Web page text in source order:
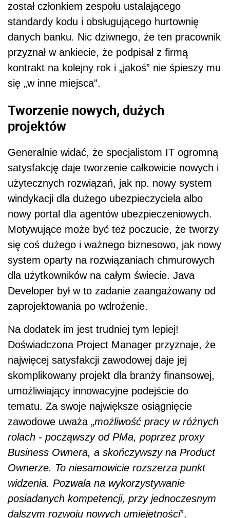
został członkiem zespołu ustalającego
standardy kodu i obsługującego hurtownię
danych banku. Nic dziwnego, że ten pracownik
przyznał w ankiecie, że podpisał z firmą
kontrakt na kolejny rok i „jakoś” nie śpieszy mu
się „w inne miejsca”.
Tworzenie nowych, dużych
projektów
Generalnie widać, że specjalistom IT ogromną
satysfakcję daje tworzenie całkowicie nowych i
użytecznych rozwiązań, jak np. nowy system
windykacji dla dużego ubezpieczyciela albo
nowy portal dla agentów ubezpieczeniowych.
Motywujące może być też poczucie, że tworzy
się coś dużego i ważnego biznesowo, jak nowy
system oparty na rozwiązaniach chmurowych
dla użytkowników na całym świecie. Java
Developer był w to zadanie zaangażowany od
zaprojektowania po wdrożenie.
Na dodatek im jest trudniej tym lepiej!
Doświadczona Project Manager przyznaje, że
najwięcej satysfakcji zawodowej daje jej
skomplikowany projekt dla branży finansowej,
umożliwiający innowacyjne podejście do
tematu. Za swoje największe osiągnięcie
zawodowe uważa „możliwość pracy w różnych
rolach - począwszy od PMa, poprzez proxy
Business Ownera, a skończywszy na Product
Ownerze. To niesamowicie rozszerza punkt
widzenia. Pozwala na wykorzystywanie
posiadanych kompetencji, przy jednoczesnym
dalszym rozwoju nowych umiejętności”.